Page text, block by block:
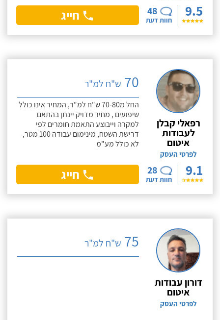
9.5
48
חוות דעת חייג
רפאלי קבלן
לעבודות
איטום
לפרטי העסק
9.1
28
חוות דעת
70 ש"ח למ"ר
החל מ70-80 ש"ח למ"ר, המחיר אינו כולל
שיפועים , מחיר מדויק יינתן בהתאם
למקרה וייבוצע התאמת חומרים לפי
דרישת השטח, מינימום עבודה 100 מטר,
לא כולל מע"מ
חייג
דורון עבודות
איטום
לפרטי העסק
75 ש"ח למ"ר